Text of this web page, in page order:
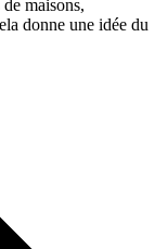
maisons,
donne une idée du